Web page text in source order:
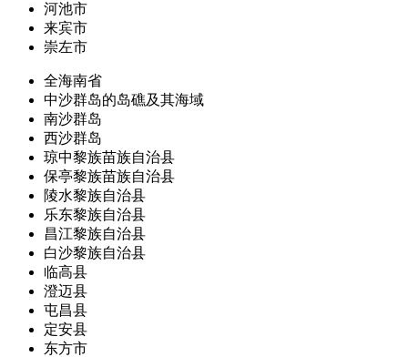
河池市
来宾市
崇左市
全海南省
中沙群岛的岛礁及其海域
南沙群岛
西沙群岛
琼中黎族苗族自治县
保亭黎族苗族自治县
陵水黎族自治县
乐东黎族自治县
昌江黎族自治县
白沙黎族自治县
临高县
澄迈县
屯昌县
定安县
东方市